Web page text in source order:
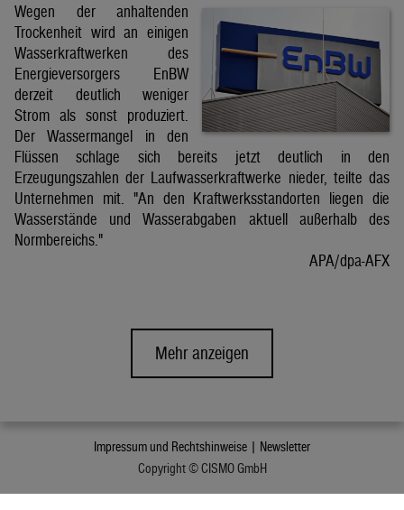
Wegen der anhaltenden
Trockenheit wird an einigen
Wasserkraftwerken des
Energieversorgers EnBW
derzeit deutlich weniger
Strom als sonst produziert.
Der Wassermangel in den
Flüssen schlage sich bereits jetzt deutlich in den
Erzeugungszahlen der Laufwasserkraftwerke nieder, teilte das
Unternehmen mit. "An den Kraftwerksstandorten liegen die
Wasserstände und Wasserabgaben aktuell außerhalb des
Normbereichs."
APA/dpa-AFX
Mehr anzeigen
Impressum und Rechtshinweise | Newsletter
Copyright © CISMO GmbH